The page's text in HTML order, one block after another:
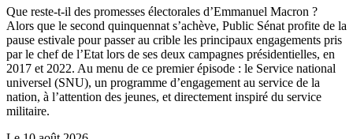
Que reste-t-il des promesses électorales d’Emmanuel Macron ?
Alors que le second quinquennat s’achève, Public Sénat profite de la
pause estivale pour passer au crible les principaux engagements pris
par le chef de l’Etat lors de ses deux campagnes présidentielles, en
2017 et 2022. Au menu de ce premier épisode : le Service national
universel (SNU), un programme d’engagement au service de la
nation, à l’attention des jeunes, et directement inspiré du service
militaire.